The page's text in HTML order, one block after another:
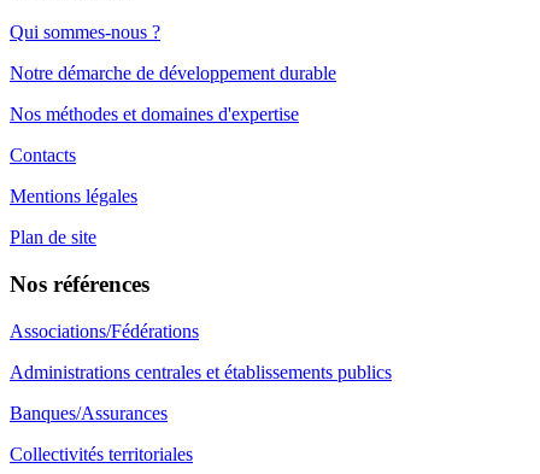
Qui sommes-nous ?
Notre démarche de développement durable
Nos méthodes et domaines d'expertise
Contacts
Mentions légales
Plan de site
Nos références
Associations/Fédérations
Administrations centrales et établissements publics
Banques/Assurances
Collectivités territoriales